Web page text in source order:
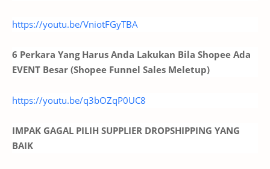
https://youtu.be/VniotFGyTBA
6 Perkara Yang Harus Anda Lakukan Bila Shopee Ada
EVENT Besar (Shopee Funnel Sales Meletup)
https://youtu.be/q3bOZqP0UC8
IMPAK GAGAL PILIH SUPPLIER DROPSHIPPING YANG
BAIK